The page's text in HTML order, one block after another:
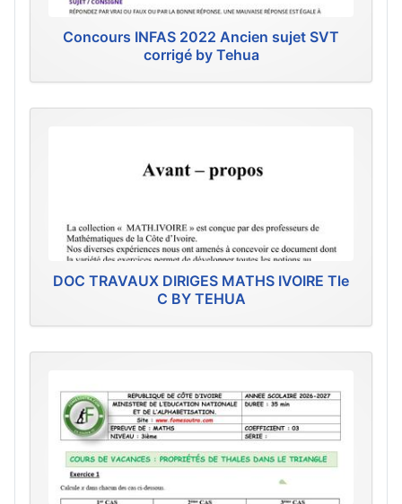
Concours INFAS 2022 Ancien sujet SVT
corrigé by Tehua
DOC TRAVAUX DIRIGES MATHS IVOIRE Tle
C BY TEHUA